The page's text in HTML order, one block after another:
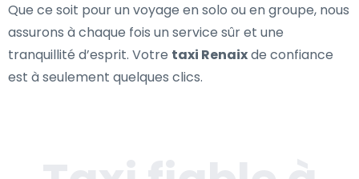
Que ce soit pour un voyage en solo ou en groupe, nous
assurons à chaque fois un service sûr et une
tranquillité d’esprit. Votre taxi Renaixde confiance
est à seulement quelques clics.